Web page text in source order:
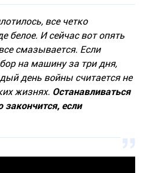
все четко
белое. И сейчас вот опять
смазывается. Если
на машину за три дня,
день войны считается не
жизнях. Останавливаться
закончится, если